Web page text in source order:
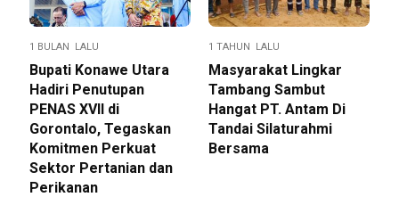
1 BULAN LALU
Bupati Konawe Utara
Hadiri Penutupan
PENAS XVII di
Gorontalo, Tegaskan
Komitmen Perkuat
Sektor Pertanian dan
Perikanan
1 TAHUN LALU
Masyarakat Lingkar
Tambang Sambut
Hangat PT. Antam Di
Tandai Silaturahmi
Bersama